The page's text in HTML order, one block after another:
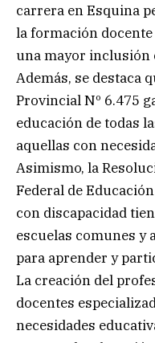
carrera en Esquina
la formación
una mayor inclusión
Además, se destaca
Provincial Nº 6.475
educación de todas
aquellas con
Asimismo, la
Federal de
con discapacidad
escuelas comunes y
para aprender y
La creación del
docentes
necesidades